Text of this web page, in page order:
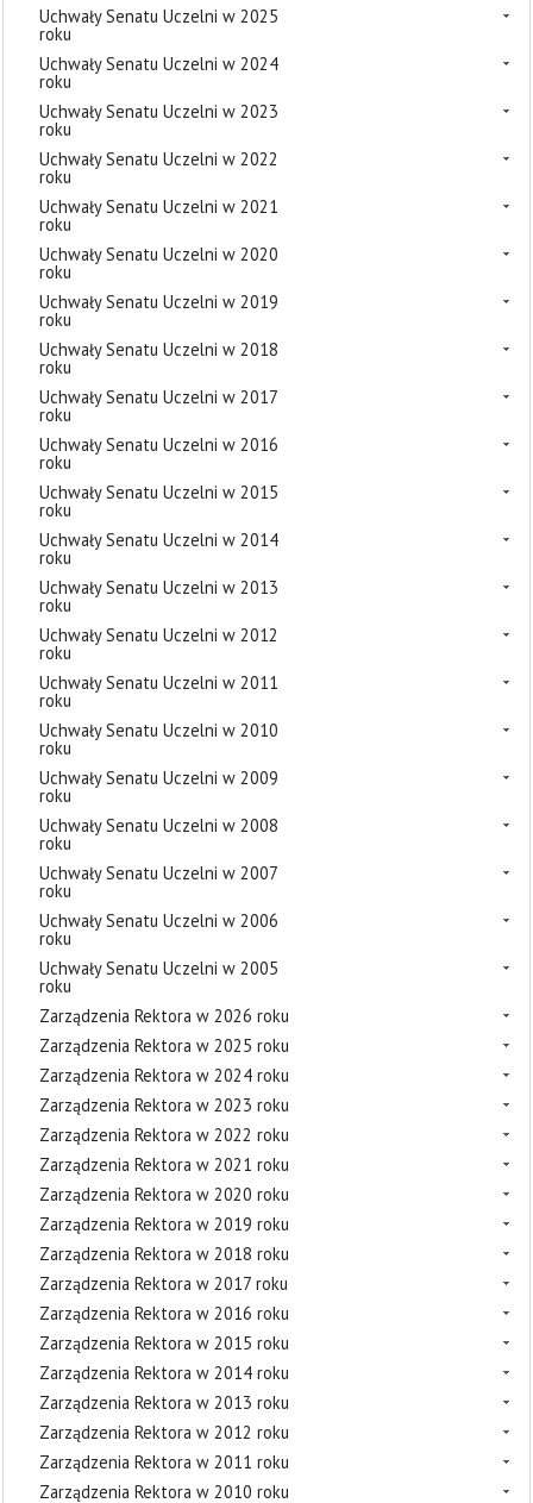
Uchwały Senatu Uczelni w 2025
roku
Uchwały Senatu Uczelni w 2024
roku
Uchwały Senatu Uczelni w 2023
roku
Uchwały Senatu Uczelni w 2022
roku
Uchwały Senatu Uczelni w 2021
roku
Uchwały Senatu Uczelni w 2020
roku
Uchwały Senatu Uczelni w 2019
roku
Uchwały Senatu Uczelni w 2018
roku
Uchwały Senatu Uczelni w 2017
roku
Uchwały Senatu Uczelni w 2016
roku
Uchwały Senatu Uczelni w 2015
roku
Uchwały Senatu Uczelni w 2014
roku
Uchwały Senatu Uczelni w 2013
roku
Uchwały Senatu Uczelni w 2012
roku
Uchwały Senatu Uczelni w 2011
roku
Uchwały Senatu Uczelni w 2010
roku
Uchwały Senatu Uczelni w 2009
roku
Uchwały Senatu Uczelni w 2008
roku
Uchwały Senatu Uczelni w 2007
roku
Uchwały Senatu Uczelni w 2006
roku
Uchwały Senatu Uczelni w 2005
roku
Zarządzenia Rektora w 2026 roku
Zarządzenia Rektora w 2025 roku
Zarządzenia Rektora w 2024 roku
Zarządzenia Rektora w 2023 roku
Zarządzenia Rektora w 2022 roku
Zarządzenia Rektora w 2021 roku
Zarządzenia Rektora w 2020 roku
Zarządzenia Rektora w 2019 roku
Zarządzenia Rektora w 2018 roku
Zarządzenia Rektora w 2017 roku
Zarządzenia Rektora w 2016 roku
Zarządzenia Rektora w 2015 roku
Zarządzenia Rektora w 2014 roku
Zarządzenia Rektora w 2013 roku
Zarządzenia Rektora w 2012 roku
Zarządzenia Rektora w 2011 roku
Zarządzenia Rektora w 2010 roku